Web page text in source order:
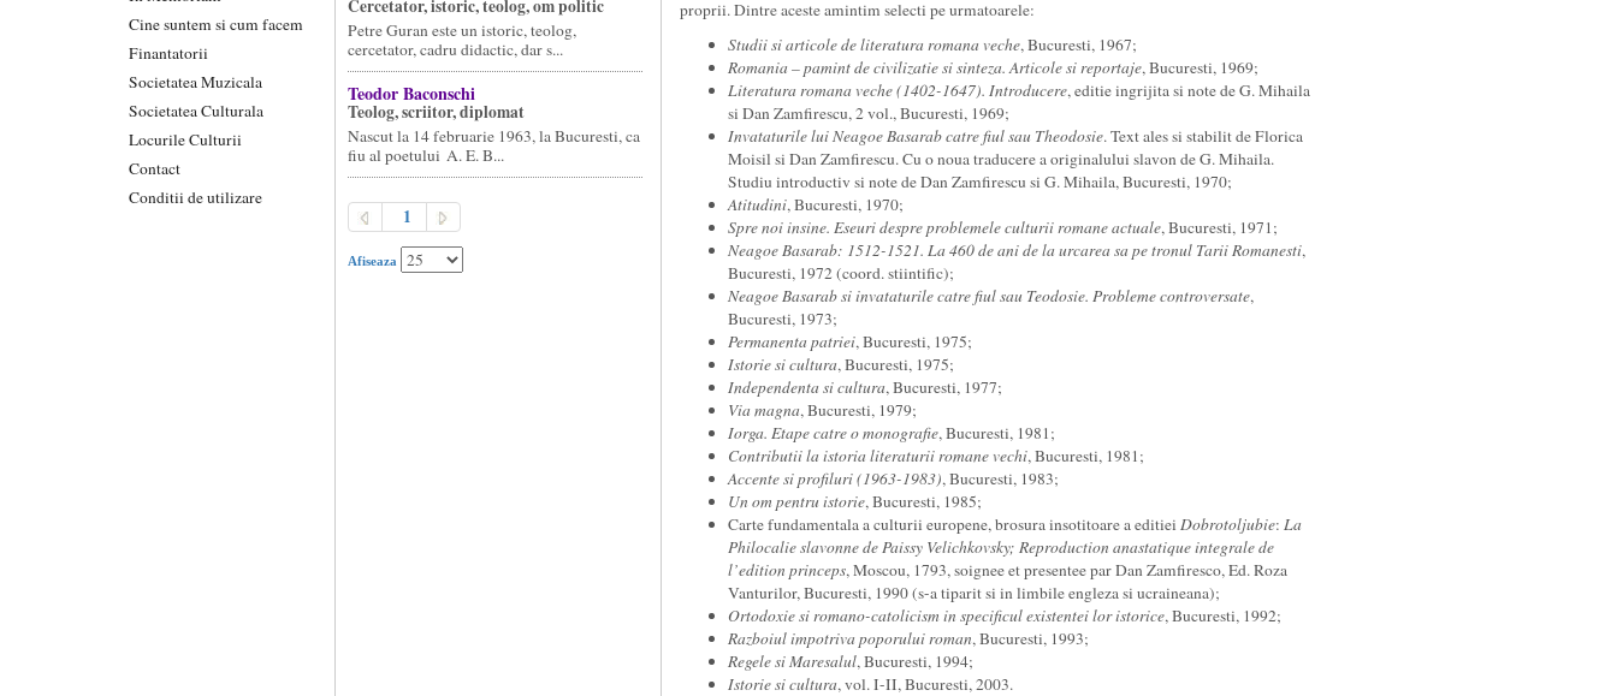
Cine suntem si cum facem
Finantatorii
Societatea Muzicala
Societatea Culturala
Locurile Culturii
Contact
Conditii de utilizare
Cercetator, istoric, teolog, om politic
Petre Guran este un istoric, teolog,
cercetator, cadru didactic, dar s...
Teodor Baconschi
Teolog, scriitor, diplomat
Nascut la 14 februarie 1963, la Bucuresti, ca
fiu al poetului A. E. B...
1
Afiseaza
proprii. Dintre aceste amintim selecti pe urmatoarele:
Studii si articole de literatura romana veche, Bucuresti, 1967;
Romania – pamint de civilizatie si sinteza.Articole si reportaje, Bucuresti, 1969;
Literatura romana veche (1402-1647). Introducere, editie ingrijita si note de G. Mihaila
si Dan Zamfirescu, 2 vol., Bucuresti, 1969;
Invataturile lui Neagoe Basarab catre fiul sau Theodosie. Text ales si stabilit de Florica
Moisil si Dan Zamfirescu. Cu o noua traducere a originalului slavon de G. Mihaila.
Studiu introductiv si note de Dan Zamfirescu si G. Mihaila, Bucuresti, 1970;
Atitudini, Bucuresti, 1970;
Spre noi insine. Eseuri despre problemele culturii romane actuale, Bucuresti, 1971;
Neagoe Basarab: 1512-1521. La 460 de ani de la urcarea sa pe tronul Tarii Romanesti,
Bucuresti, 1972 (coord. stiintific);
Neagoe Basarab si invataturile catre fiul sau Teodosie. Probleme controversate,
Bucuresti, 1973;
Permanenta patriei, Bucuresti, 1975;
Istorie si cultura, Bucuresti, 1975;
Independenta si cultura, Bucuresti, 1977;
Via magna, Bucuresti, 1979;
Iorga. Etape catre o monografie, Bucuresti, 1981;
Contributii la istoria literaturii romane vechi, Bucuresti, 1981;
Accente si profiluri(1963-1983), Bucuresti, 1983;
Un om pentru istorie, Bucuresti, 1985;
Carte fundamentala a culturii europene, brosura insotitoare a editiei Dobrotoljubie: La
Philocalie slavonne de Paissy Velichkovsky; Reproduction anastatique integrale de
l’edition princeps, Moscou, 1793, soignee et presentee par Dan Zamfiresco, Ed. Roza
Vanturilor, Bucuresti, 1990 (s-a tiparit si in limbile engleza si ucraineana);
Ortodoxie si romano-catolicism in specificul existentei lor istorice, Bucuresti, 1992;
Razboiul impotriva poporului roman, Bucuresti, 1993;
Regele si Maresalul, Bucuresti, 1994;
Istorie si cultura, vol. I-II, Bucuresti, 2003.